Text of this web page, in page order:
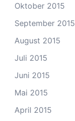
Oktober 2015
September 2015
August 2015
Juli 2015
Juni 2015
Mai 2015
April 2015